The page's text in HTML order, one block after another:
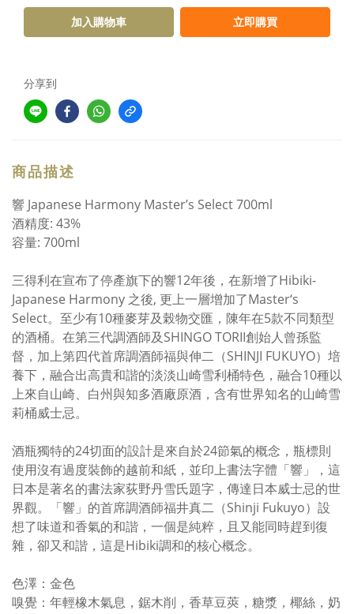
加入購物車 立即購買
分享到
商品描述
響 Japanese Harmony Master’s Select 700ml
酒精度: 43%
容量: 700ml
三得利在宣布了停產旗下的響12年後，在新增了Hibiki-
Japanese Harmony 之後, 更上一層增加了Master‘s
Select。至少有10種麥芽及榖物交匯，陳年在5款不同類型
的酒桶。在第三代調酒師及SHINGO TORII創始人曾孫監
督，加上第四代首席調酒師福與伸二（SHINJI FUKUYO）培
養下，融合出高貴和諧的淡淡山崎雪利桶特色，融合10種以
上來自山崎、白州與知多酒廠原酒，含有世界知名的山崎雪
莉桶威士忌。
酒瓶獨特的24切面的設計是來自於24節氣的概念，瓶標則
使用沒有過度裝飾的越前和紙，並印上書法字體「響」，這
日本是著名的書法家荻野丹雪氏題字，傳達日本威士忌的世
界觀。「響」的首席調酒師福井真二（Shinji Fukuyo）設
想了味道和香氣的和諧，一個是純粹，且又能同時趕到復
雜，卻又和諧，這是Hibiki調和的核心概念。
色澤：金色
嗅覺：年輕橡木氣息，鋸木削，香草豆莢，糖漿，椰絲，奶